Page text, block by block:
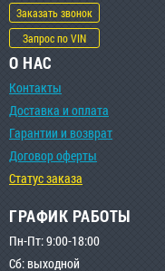
Заказать звонок
Запрос по VIN
О НАС
Контакты
Доставка и оплата
Гарантии и возврат
Договор оферты
Статус заказа
ГРАФИК РАБОТЫ
Пн-Пт: 9:00-18:00
Сб: выходной